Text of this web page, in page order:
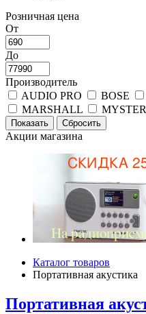
Розничная цена
От
До
Производитель
AUDIO PRO
BOSE
MARSHALL
Акции магазина
Каталог товаров
Портативная акустика
Портативная